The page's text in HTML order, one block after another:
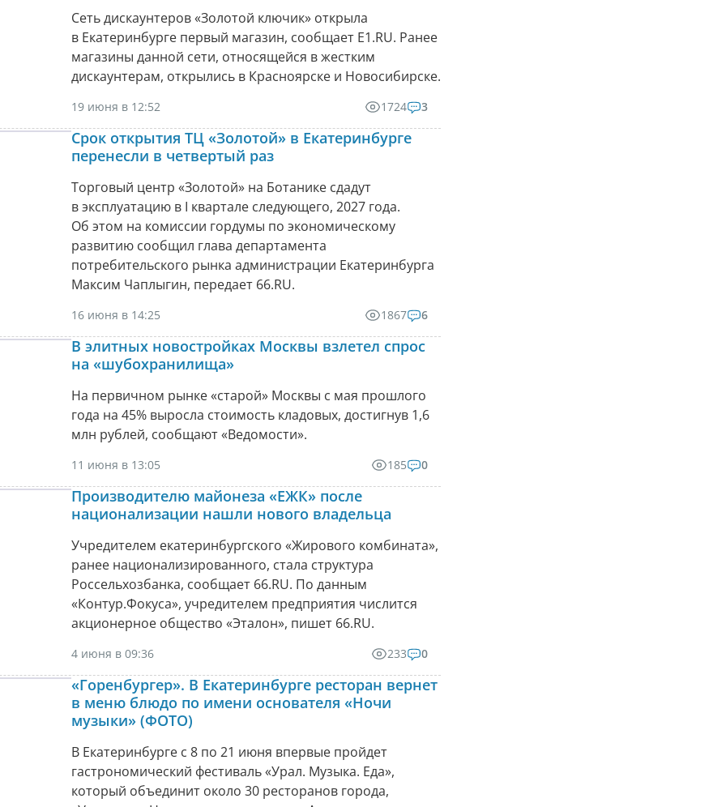
Сеть дискаунтеров «Золотой ключик» открыла
в Екатеринбурге первый магазин, сообщает Е1.RU. Ранее
магазины данной сети, относящейся в жестким
дискаунтерам, открылись в Красноярске и Новосибирске.
19 июня в 12:52 1724 3
Срок открытия ТЦ «Золотой» в Екатеринбурге
перенесли в четвертый раз
Торговый центр «Золотой» на Ботанике сдадут
в эксплуатацию в I квартале следующего, 2027 года.
Об этом на комиссии гордумы по экономическому
развитию сообщил глава департамента
потребительского рынка администрации Екатеринбурга
Максим Чаплыгин, передает 66.RU.
16 июня в 14:25 1867 6
В элитных новостройках Москвы взлетел спрос
на «шубохранилища»
На первичном рынке «старой» Москвы с мая прошлого
года на 45% выросла стоимость кладовых, достигнув 1,6
млн рублей, сообщают «Ведомости».
11 июня в 13:05 185 0
Производителю майонеза «ЕЖК» после
национализации нашли нового владельца
Учредителем екатеринбургского «Жирового комбината»,
ранее национализированного, стала структура
Россельхозбанка, сообщает 66.RU. По данным
«Контур.Фокуса», учредителем предприятия числится
акционерное общество «Эталон», пишет 66.RU.
4 июня в 09:36 233 0
«Горенбургер». В Екатеринбурге ресторан вернет
в меню блюдо по имени основателя «Ночи
музыки» (ФОТО)
В Екатеринбурге с 8 по 21 июня впервые пройдет
гастрономический фестиваль «Урал. Музыка. Еда»,
который объединит около 30 ресторанов города,